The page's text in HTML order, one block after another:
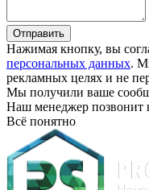
Отправить
Нажимая кнопку, вы
персональных данных.
рекламных целях и не
Мы получили ваше
Наш менеджер позвонит
Всё понятно